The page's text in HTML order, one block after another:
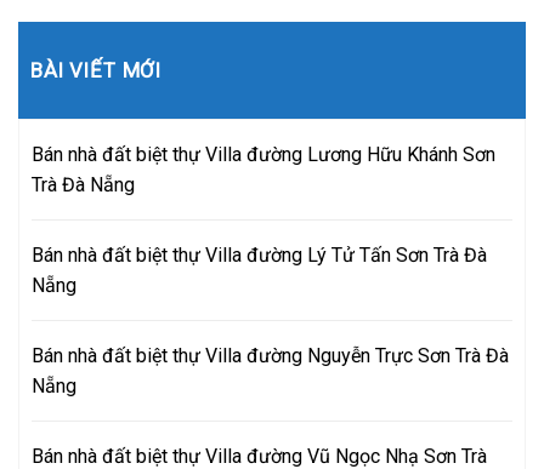
BÀI VIẾT MỚI
Bán nhà đất biệt thự Villa đường Lương Hữu Khánh Sơn
Trà Đà Nẵng
Bán nhà đất biệt thự Villa đường Lý Tử Tấn Sơn Trà Đà
Nẵng
Bán nhà đất biệt thự Villa đường Nguyễn Trực Sơn Trà Đà
Nẵng
Bán nhà đất biệt thự Villa đường Vũ Ngọc Nhạ Sơn Trà